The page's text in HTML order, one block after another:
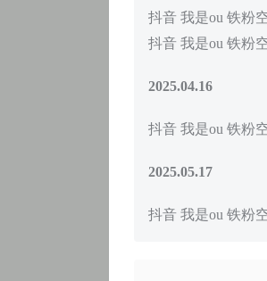
抖音 我是ou 铁粉
抖音 我是ou 铁粉
2025.04.16
抖音 我是ou 铁粉
2025.05.17
抖音 我是ou 铁粉